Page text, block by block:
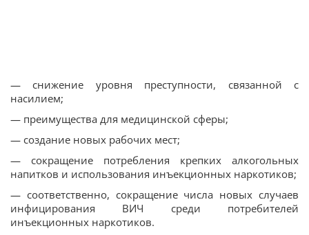
— снижение уровня преступности, связанной с
насилием;
— преимущества для медицинской сферы;
— создание новых рабочих мест;
— сокращение потребления крепких алкогольных
напитков и использования инъекционных наркотиков;
— соответственно, сокращение числа новых случаев
инфицирования ВИЧ среди потребителей
инъекционных наркотиков.